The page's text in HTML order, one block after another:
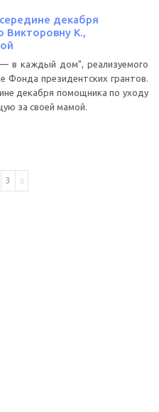
декабря
К.,
в каждый дом", реализуемого
президентских грантов.
декабря помощника по уходу
за своей мамой.
3